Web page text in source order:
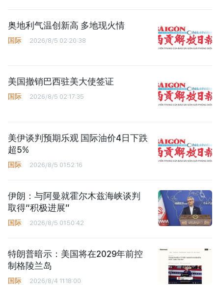
奥地利气温创新高 多地现火情
国际 2026/8/5 02:20:38
美国撤销巴西驻美大使签证
国际 2026/8/5 02:17:35
美伊谈判预期乐观 国际油价4日下跌
超5%
国际 2026/8/5 01:52:16
伊朗：与阿曼就霍尔木兹海峡谈判
取得“积极进展”
国际 2026/8/5 01:50:42
特朗普暗示：美国将在2029年前控
制格陵兰岛
国际 2026/8/4 11:18:00